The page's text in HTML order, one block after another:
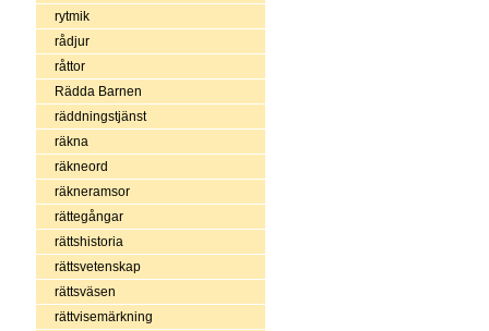
rytmik
rådjur
råttor
Rädda Barnen
räddningstjänst
räkna
räkneord
räkneramsor
rättegångar
rättshistoria
rättsvetenskap
rättsväsen
rättvisemärkning